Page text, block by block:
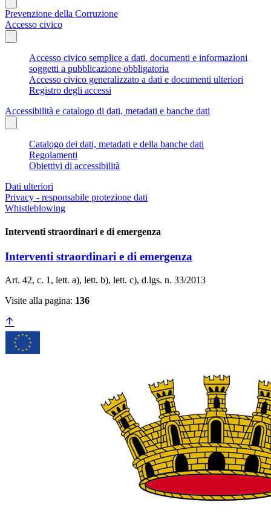
Prevenzione della Corruzione
Accesso civico
Accesso civico semplice a dati, documenti e informazioni
soggetti a pubblicazione obbligatoria
Accesso civico generalizzato a dati e documenti ulteriori
Registro degli accessi
Accessibilità e catalogo di dati, metadati e banche dati
Catalogo dei dati, metadati e della banche dati
Regolamenti
Obiettivi di accessibilità
Dati ulteriori
Privacy - responsabile protezione dati
Whistleblowing
Interventi straordinari e di emergenza
Interventi straordinari e di emergenza
Art. 42, c. 1, lett. a), lett. b), lett. c), d.lgs. n. 33/2013
Visite alla pagina: 136